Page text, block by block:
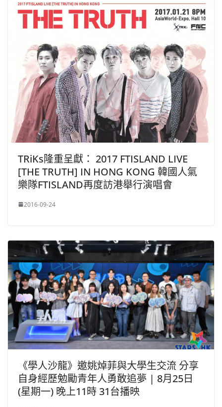
TRiKs隆重呈獻： 2017 FTISLAND LIVE
[THE TRUTH] IN HONG KONG 韓國人氣
樂隊FTISLAND再度訪港舉行演唱會
2016-09-24
《學人沙龍》邀姚焯菲與大學生交流 分享
自身經歷勉勵青年人勇敢追夢 | 8月25日
(星期一) 晚上11時 31台播映